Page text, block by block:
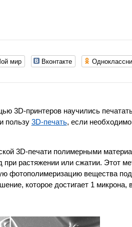
мир Вконтакте
3D-принтеров научились
пользу 3D-печать, если необходимо
3D-печати полимерными
при растяжении или сжатии. Этот
фотополимеризацию вещества
которое достигает 1 микрона,